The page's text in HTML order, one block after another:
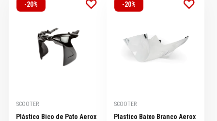
-20%
SCOOTER
Plástico Bico de Pato Aerox
-20%
SCOOTER
Plastico Baixo Branco Aerox